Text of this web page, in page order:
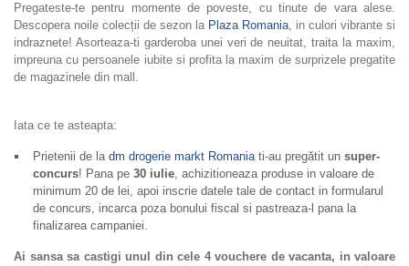
Pregateste-te pentru momente de poveste, cu tinute de vara alese.
Descopera noile colecții de sezon la Plaza Romania, in culori vibrante si
indraznete! Asorteaza-ti garderoba unei veri de neuitat, traita la maxim,
impreuna cu persoanele iubite si profita la maxim de surprizele pregatite
de magazinele din mall.
Iata ce te asteapta:
Prietenii de la dm drogerie markt Romaniati-au pregătit un super-
concurs! Pana pe 30 iulie, achizitioneaza produse in valoare de
minimum 20 de lei, apoi inscrie datele tale de contact in formularul
de concurs, incarca poza bonului fiscal si pastreaza-l pana la
finalizarea campaniei.
Ai sansa sa castigi unul din cele 4 vouchere de vacanta, in valoare